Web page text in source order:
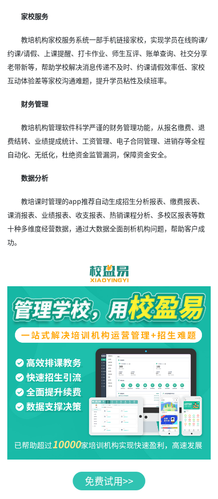
家校服务
教培机构家校服务系统一部手机链接家校，实现学员在线购课/
约课/请假、上课提醒、打卡作业、师生互评、账单查询、社交分享
老带新等，帮助学校解决消息传递不及时、约课请假效率低、家校
互动体验差等家校沟通难题，提升学员粘性及续班率。
财务管理
教培机构管理软件科学严谨的财务管理功能，从报名缴费、退
费结转、业绩提成统计、工资管理、电子合同管理、进销存等全程
自动化、无纸化，杜绝资金监管漏洞，保障资金安全。
数据分析
教培课时管理的app推荐自动生成招生分析报表、缴费报表、
课消报表、业绩报表、收支报表、热销课程分析、多校区报表等数
十种多维度经营数据，通过大数据全面剖析机构问题，帮助客户成
功。